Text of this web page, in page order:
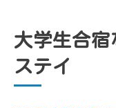
大学生合
ステイ